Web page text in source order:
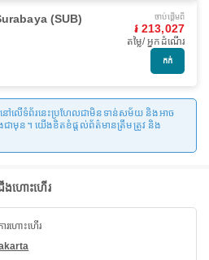
(SUB) ចាប់ផ្ដើមពី
៛ 213,027
តម្លៃ/ អ្នកដំណើរ
កក់
ៅលើទំព័រនេះប្រហែលជាមិនទាន់សម័យ និងអាច
ជាមុន។ យើងខិតខំផ្តល់ព័ត៌មានត្រឹមត្រូវ និង
ងហោះហើរ
រហោះហើរ